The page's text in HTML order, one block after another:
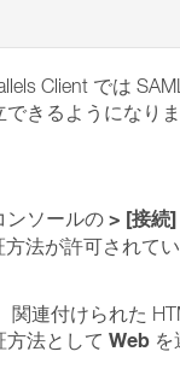
Client では
きるようになりま
ンソールの > [接続
方法が許可されて
関連付けられた
方法として Web を